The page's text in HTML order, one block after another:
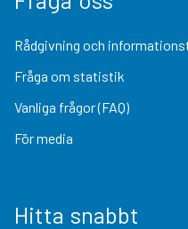
Rådgivning och
Fråga om statistik
Vanliga frågor (FAQ)
För media
Hitta snabbt